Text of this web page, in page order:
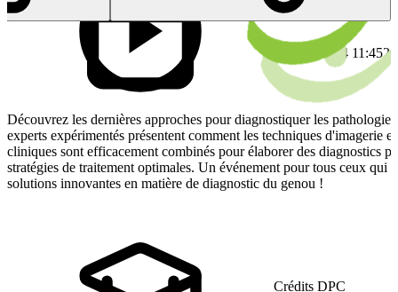
Début
21 Nov 2024 11:45
Découvrez les dernières approches pour diagnostiquer les
experts expérimentés présentent comment les techniques d'imagerie
cliniques sont efficacement combinés pour élaborer des diagnostics
stratégies de traitement optimales. Un événement pour tous ceux qui
solutions innovantes en matière de diagnostic du genou !
Crédits DPC